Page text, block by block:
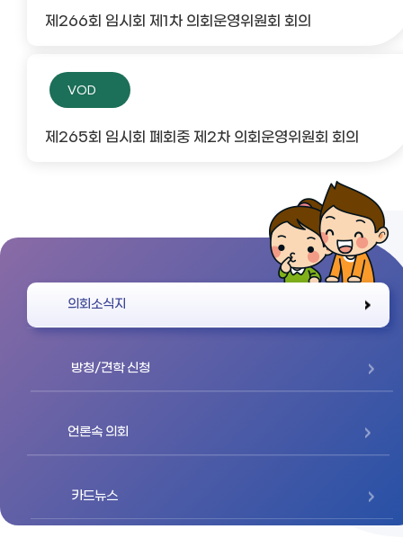
제266회 임시회 제1차 의회운영위원회 회의
VOD
제265회 임시회 폐회중 제2차 의회운영위원회 회의
의회소식지
방청/견학 신청
언론속 의회
카드뉴스